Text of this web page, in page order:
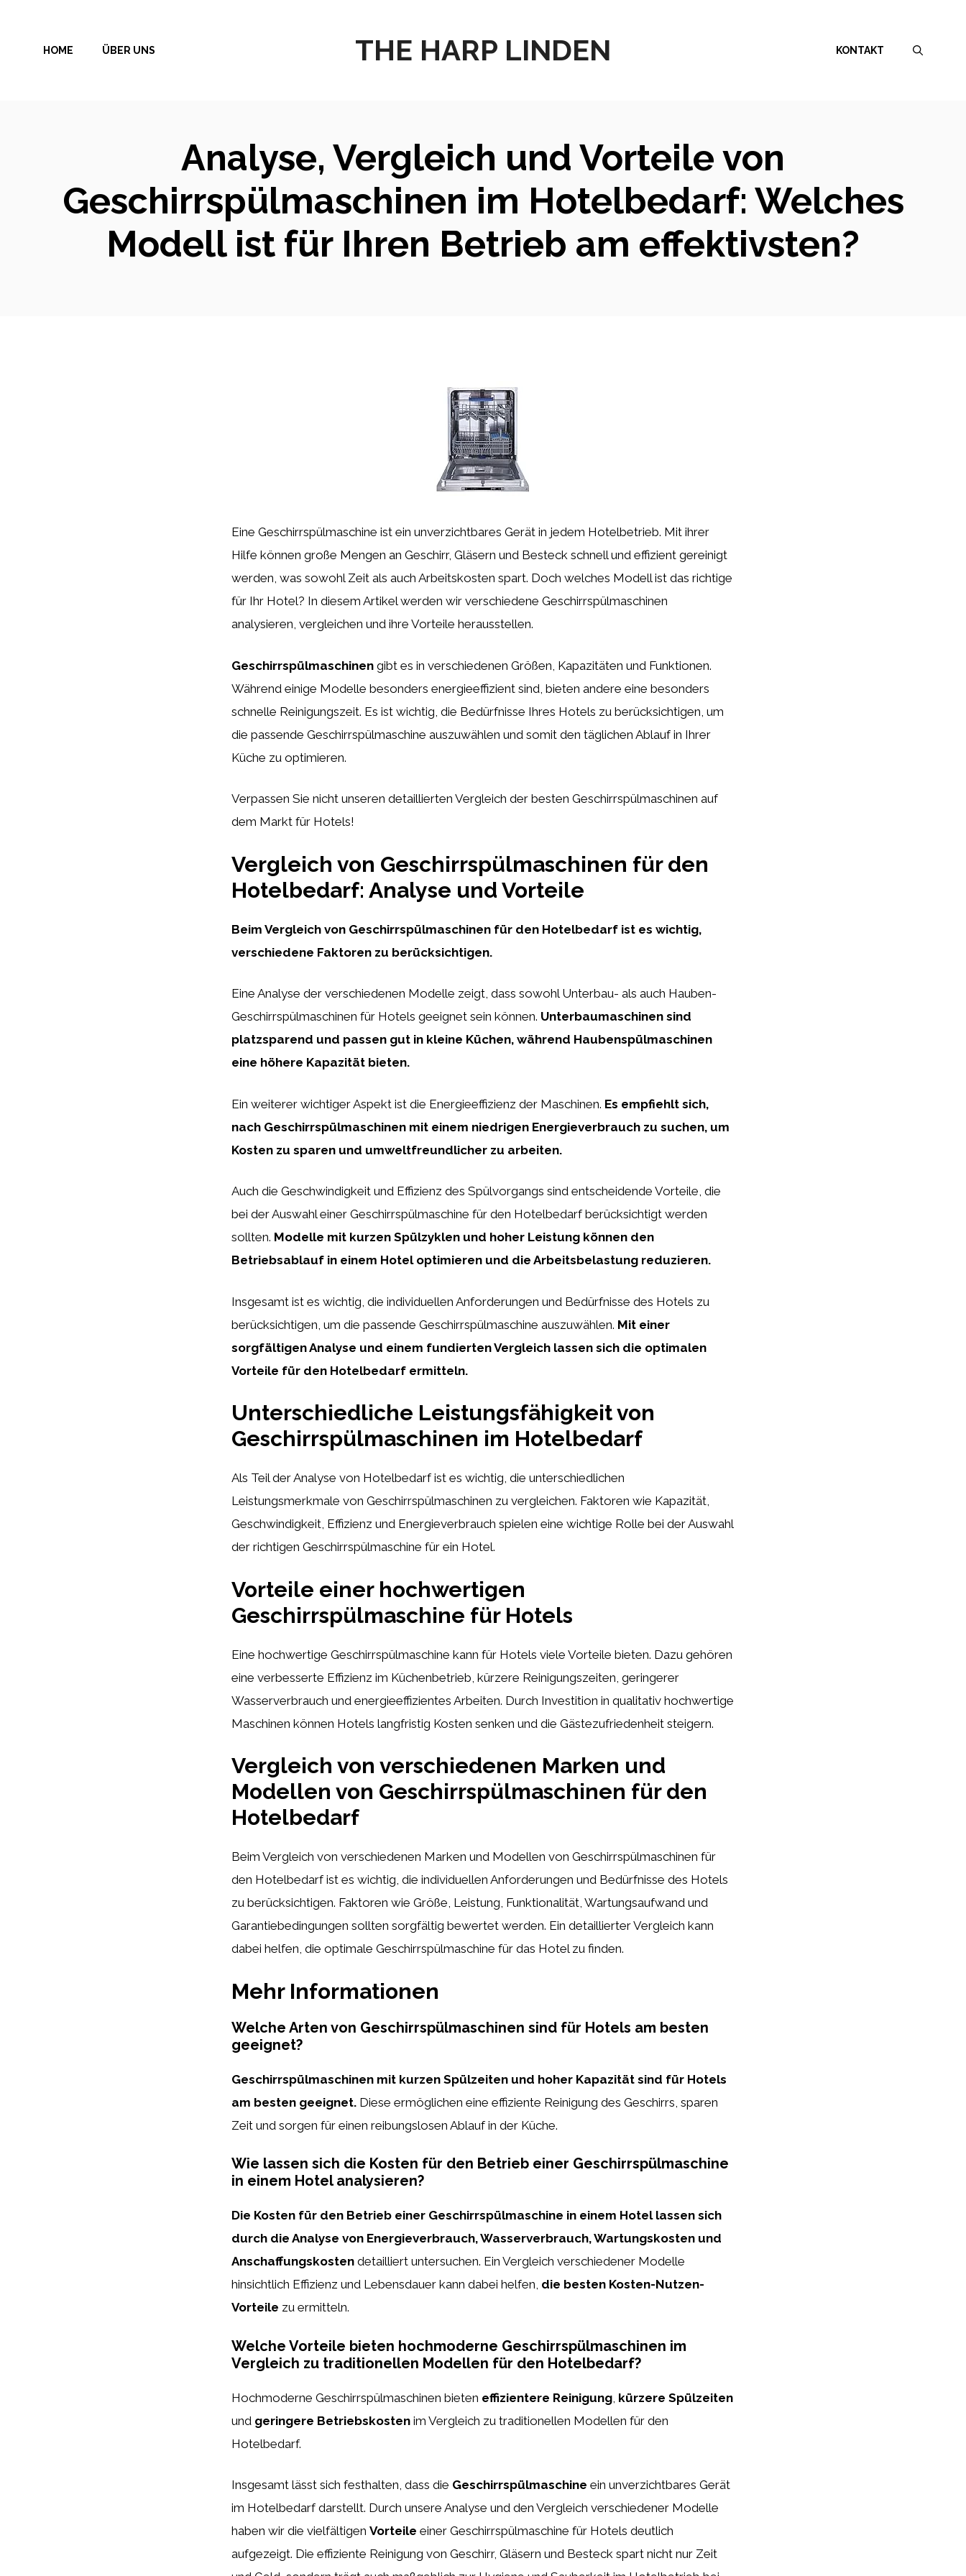
springen
THE HARP LINDEN
HOME ÜBER UNS KONTAKT
Analyse, Vergleich und Vorteile von
Geschirrspülmaschinen im Hotelbedarf: Welches
Modell ist für Ihren Betrieb am effektivsten?
Eine Geschirrspülmaschine ist ein unverzichtbares Gerät in jedem Hotelbetrieb. Mit ihrer
Hilfe können große Mengen an Geschirr, Gläsern und Besteck schnell und effizient gereinigt
werden, was sowohl Zeit als auch Arbeitskosten spart. Doch welches Modell ist das richtige
für Ihr Hotel? In diesem Artikel werden wir verschiedene Geschirrspülmaschinen
analysieren, vergleichen und ihre Vorteile herausstellen.
Geschirrspülmaschinen gibt es in verschiedenen Größen, Kapazitäten und Funktionen.
Während einige Modelle besonders energieeffizient sind, bieten andere eine besonders
schnelle Reinigungszeit. Es ist wichtig, die Bedürfnisse Ihres Hotels zu berücksichtigen, um
die passende Geschirrspülmaschine auszuwählen und somit den täglichen Ablauf in Ihrer
Küche zu optimieren.
Verpassen Sie nicht unseren detaillierten Vergleich der besten Geschirrspülmaschinen auf
dem Markt für Hotels!
Vergleich von Geschirrspülmaschinen für den
Hotelbedarf: Analyse und Vorteile
Beim Vergleich von Geschirrspülmaschinen für den Hotelbedarf ist es wichtig,
verschiedene Faktoren zu berücksichtigen.
Eine Analyse der verschiedenen Modelle zeigt, dass sowohl Unterbau- als auch Hauben-
Geschirrspülmaschinen für Hotels geeignet sein können. Unterbaumaschinen sind
platzsparend und passen gut in kleine Küchen, während Haubenspülmaschinen
eine höhere Kapazität bieten.
Ein weiterer wichtiger Aspekt ist die Energieeffizienz der Maschinen. Es empfiehlt sich,
nach Geschirrspülmaschinen mit einem niedrigen Energieverbrauch zu suchen, um
Kosten zu sparen und umweltfreundlicher zu arbeiten.
Auch die Geschwindigkeit und Effizienz des Spülvorgangs sind entscheidende Vorteile, die
bei der Auswahl einer Geschirrspülmaschine für den Hotelbedarf berücksichtigt werden
sollten. Modelle mit kurzen Spülzyklen und hoher Leistung können den
Betriebsablauf in einem Hotel optimieren und die Arbeitsbelastung reduzieren.
Insgesamt ist es wichtig, die individuellen Anforderungen und Bedürfnisse des Hotels zu
berücksichtigen, um die passende Geschirrspülmaschine auszuwählen. Mit einer
sorgfältigen Analyse und einem fundierten Vergleich lassen sich die optimalen
Vorteile für den Hotelbedarf ermitteln.
Unterschiedliche Leistungsfähigkeit von
Geschirrspülmaschinen im Hotelbedarf
Als Teil der Analyse von Hotelbedarf ist es wichtig, die unterschiedlichen
Leistungsmerkmale von Geschirrspülmaschinen zu vergleichen. Faktoren wie Kapazität,
Geschwindigkeit, Effizienz und Energieverbrauch spielen eine wichtige Rolle bei der Auswahl
der richtigen Geschirrspülmaschine für ein Hotel.
Vorteile einer hochwertigen
Geschirrspülmaschine für Hotels
Eine hochwertige Geschirrspülmaschine kann für Hotels viele Vorteile bieten. Dazu gehören
eine verbesserte Effizienz im Küchenbetrieb, kürzere Reinigungszeiten, geringerer
Wasserverbrauch und energieeffizientes Arbeiten. Durch Investition in qualitativ hochwertige
Maschinen können Hotels langfristig Kosten senken und die Gästezufriedenheit steigern.
Vergleich von verschiedenen Marken und
Modellen von Geschirrspülmaschinen für den
Hotelbedarf
Beim Vergleich von verschiedenen Marken und Modellen von Geschirrspülmaschinen für
den Hotelbedarf ist es wichtig, die individuellen Anforderungen und Bedürfnisse des Hotels
zu berücksichtigen. Faktoren wie Größe, Leistung, Funktionalität, Wartungsaufwand und
Garantiebedingungen sollten sorgfältig bewertet werden. Ein detaillierter Vergleich kann
dabei helfen, die optimale Geschirrspülmaschine für das Hotel zu finden.
Mehr Informationen
Welche Arten von Geschirrspülmaschinen sind für Hotels am besten
geeignet?
Geschirrspülmaschinen mit kurzen Spülzeiten und hoher Kapazität sind für Hotels
am besten geeignet. Diese ermöglichen eine effiziente Reinigung des Geschirrs, sparen
Zeit und sorgen für einen reibungslosen Ablauf in der Küche.
Wie lassen sich die Kosten für den Betrieb einer Geschirrspülmaschine
in einem Hotel analysieren?
Die Kosten für den Betrieb einer Geschirrspülmaschine in einem Hotel lassen sich
durch die Analyse von Energieverbrauch, Wasserverbrauch, Wartungskosten und
Anschaffungskosten detailliert untersuchen. Ein Vergleich verschiedener Modelle
hinsichtlich Effizienz und Lebensdauer kann dabei helfen, die besten Kosten-Nutzen-
Vorteile zu ermitteln.
Welche Vorteile bieten hochmoderne Geschirrspülmaschinen im
Vergleich zu traditionellen Modellen für den Hotelbedarf?
Hochmoderne Geschirrspülmaschinen bieten effizientere Reinigung kürzere Spülzeiten
und geringere Betriebskosten im Vergleich zu traditionellen Modellen für den
Hotelbedarf.
Insgesamt lässt sich festhalten, dass die Geschirrspülmaschine ein unverzichtbares Gerät
im Hotelbedarf darstellt. Durch unsere Analyse und den Vergleich verschiedener Modelle
haben wir die vielfältigen Vorteile einer Geschirrspülmaschine für Hotels deutlich
aufgezeigt. Die effiziente Reinigung von Geschirr, Gläsern und Besteck spart nicht nur Zeit